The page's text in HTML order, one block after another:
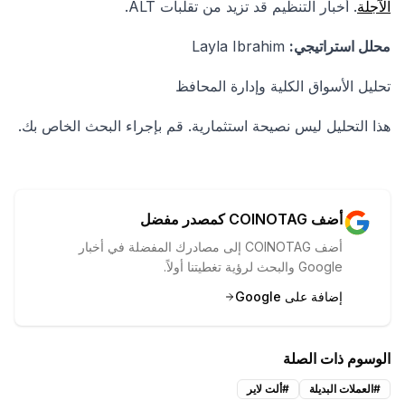
الآجلة. أخبار التنظيم قد تزيد من تقلبات ALT.
محلل استراتيجي:
تحليل الأسواق الكلية وإدارة المحافظ
هذا التحليل ليس نصيحة استثمارية. قم بإجراء البحث الخاص بك.
أضف COINOTAG كمصدر مفضل
أضف COINOTAG إلى مصادرك المفضلة في أخبار
Google والبحث لرؤية تغطيتنا أولاً.
إضافة على Google
الوسوم ذات الصلة
#العملات البديلة #ألت لاير